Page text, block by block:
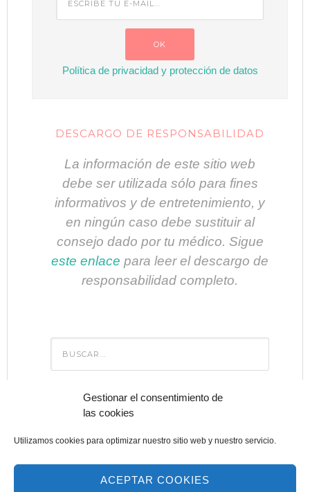
Gestionar el consentimiento de
las cookies
Utilizamos cookies para optimizar nuestro sitio web y nuestro servicio.
ACEPTAR COOKIES
Política de privacidad y protección de datos
DESCARGO DE RESPONSABILIDAD
La información de este sitio web
debe ser utilizada sólo para fines
informativos y de entretenimiento, y
en ningún caso debe sustituir al
consejo dado por tu médico. Sigue
este enlace para leer el descargo de
responsabilidad completo.